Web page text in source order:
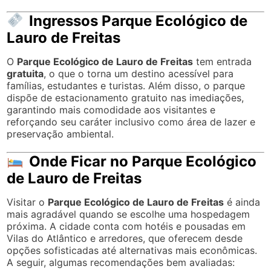
Ingressos Parque Ecológico de
Lauro de Freitas
O Parque Ecológico de Lauro de Freitas tem entrada
gratuita, o que o torna um destino acessível para
famílias, estudantes e turistas. Além disso, o parque
dispõe de estacionamento gratuito nas imediações,
garantindo mais comodidade aos visitantes e
reforçando seu caráter inclusivo como área de lazer e
preservação ambiental.
Onde Ficar no Parque Ecológico
de Lauro de Freitas
Visitar o Parque Ecológico de Lauro de Freitas é ainda
mais agradável quando se escolhe uma hospedagem
próxima. A cidade conta com hotéis e pousadas em
Vilas do Atlântico e arredores, que oferecem desde
opções sofisticadas até alternativas mais econômicas.
A seguir, algumas recomendações bem avaliadas: